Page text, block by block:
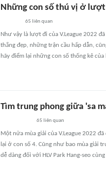
Những con số thú vị ở lượt
65 liên quan
Như vậy là lượt đi của V.League 2022
thắng đẹp, những trận cầu hấp dẫn,
hãy điểm lại những con số thống kê của
Tìm trung phong giữa 'sa
65 liên quan
Một nửa mùa giải của V.League 2022
lại ở con số 4. Cũng như bao mùa giải
dễ dàng đối với HLV Park Hang-seo